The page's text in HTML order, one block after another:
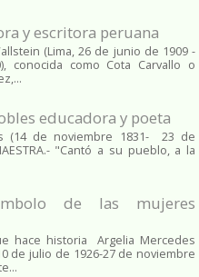
y escritora peruana
(Lima, 26 de junio de 1909 -
conocida como Cota Carvallo o
educadora y poeta
(14 de noviembre 1831- 23 de
"Cantó a su pueblo, a la
de las mujeres
hace historia Argelia Mercedes
de julio de 1926-27 de noviembre